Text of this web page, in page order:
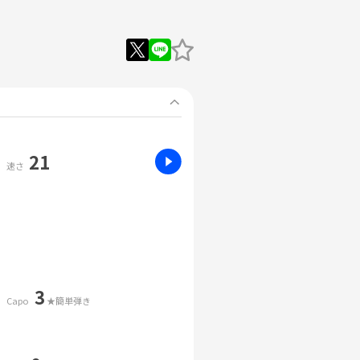
速さ 21
Capo 3 ★簡単弾き